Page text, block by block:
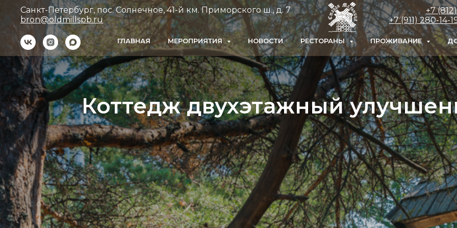
Санкт-Петербург, пос. Солнечное, 41-й км. Приморского ш., д. 7
bron@oldmillspb.ru
+7
+7 (911) 280-
ГЛАВНАЯ МЕРОПРИЯТИЯ НОВОСТИ РЕСТОРАНЫ ПРОЖИВАНИЕ
Коттедж двухэтажный